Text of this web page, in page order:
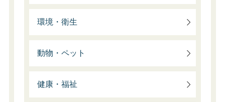
環境・衛生
動物・ペット
健康・福祉